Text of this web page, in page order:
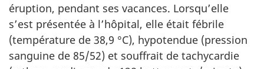
éruption, pendant ses vacances. Lorsqu’elle
s’est présentée à l’hôpital, elle était fébrile
(température de 38,9 °C), hypotendue (pression
sanguine de 85/52) et souffrait de tachycardie